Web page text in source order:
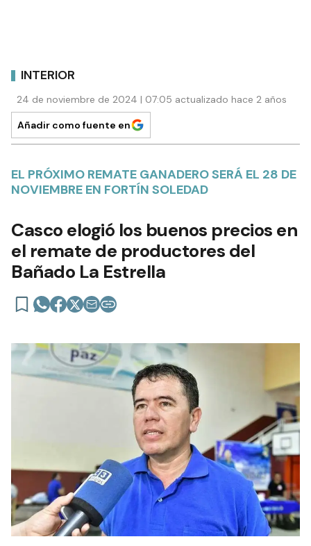
INTERIOR
24 de noviembre de 2024 | 07:05 actualizado hace 2 años
Añadir como fuente en
EL PRÓXIMO REMATE GANADERO SERÁ EL 28 DE
NOVIEMBRE EN FORTÍN SOLEDAD
Casco elogió los buenos precios en
el remate de productores del
Bañado La Estrella